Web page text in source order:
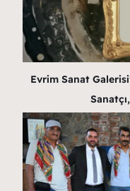
Evrim Sanat